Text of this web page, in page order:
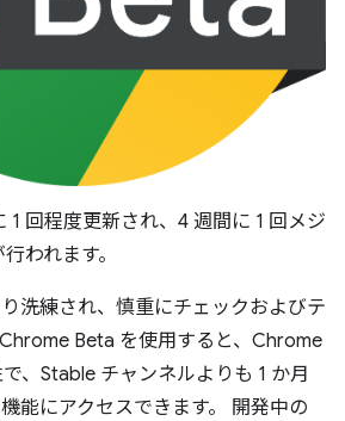
回程度更新され、4 週間に 1 回メジ
われます。
洗練され、慎重にチェックおよびテ
Beta を使用すると、Chrome
、Stable チャンネルよりも 1 か月
能にアクセスできます。 開発中の